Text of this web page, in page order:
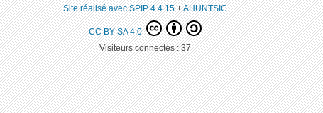
Site réalisé avec SPIP 4.4.15+AHUNTSIC
CC BY-SA 4.0
Visiteurs connectés :37